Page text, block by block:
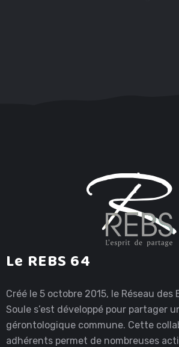
Le REBS 64
Créé le 5 octobre 2015, le Réseau des
Soule s’est développé pour partager
gérontologique commune. Cette
adhérents permet de nombreuses